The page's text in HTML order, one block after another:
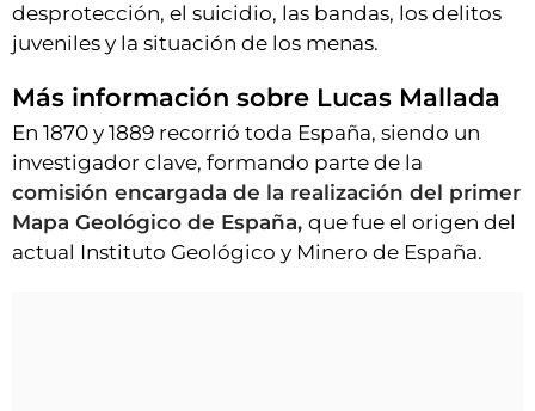
desprotección, el suicidio, las bandas, los delitos
juveniles y la situación de los menas.
Más información sobre Lucas Mallada
En 1870 y 1889 recorrió toda España, siendo un
investigador clave, formando parte de la
comisión encargada de la realización del primer
Mapa Geológico de España, que fue el origen del
actual Instituto Geológico y Minero de España.